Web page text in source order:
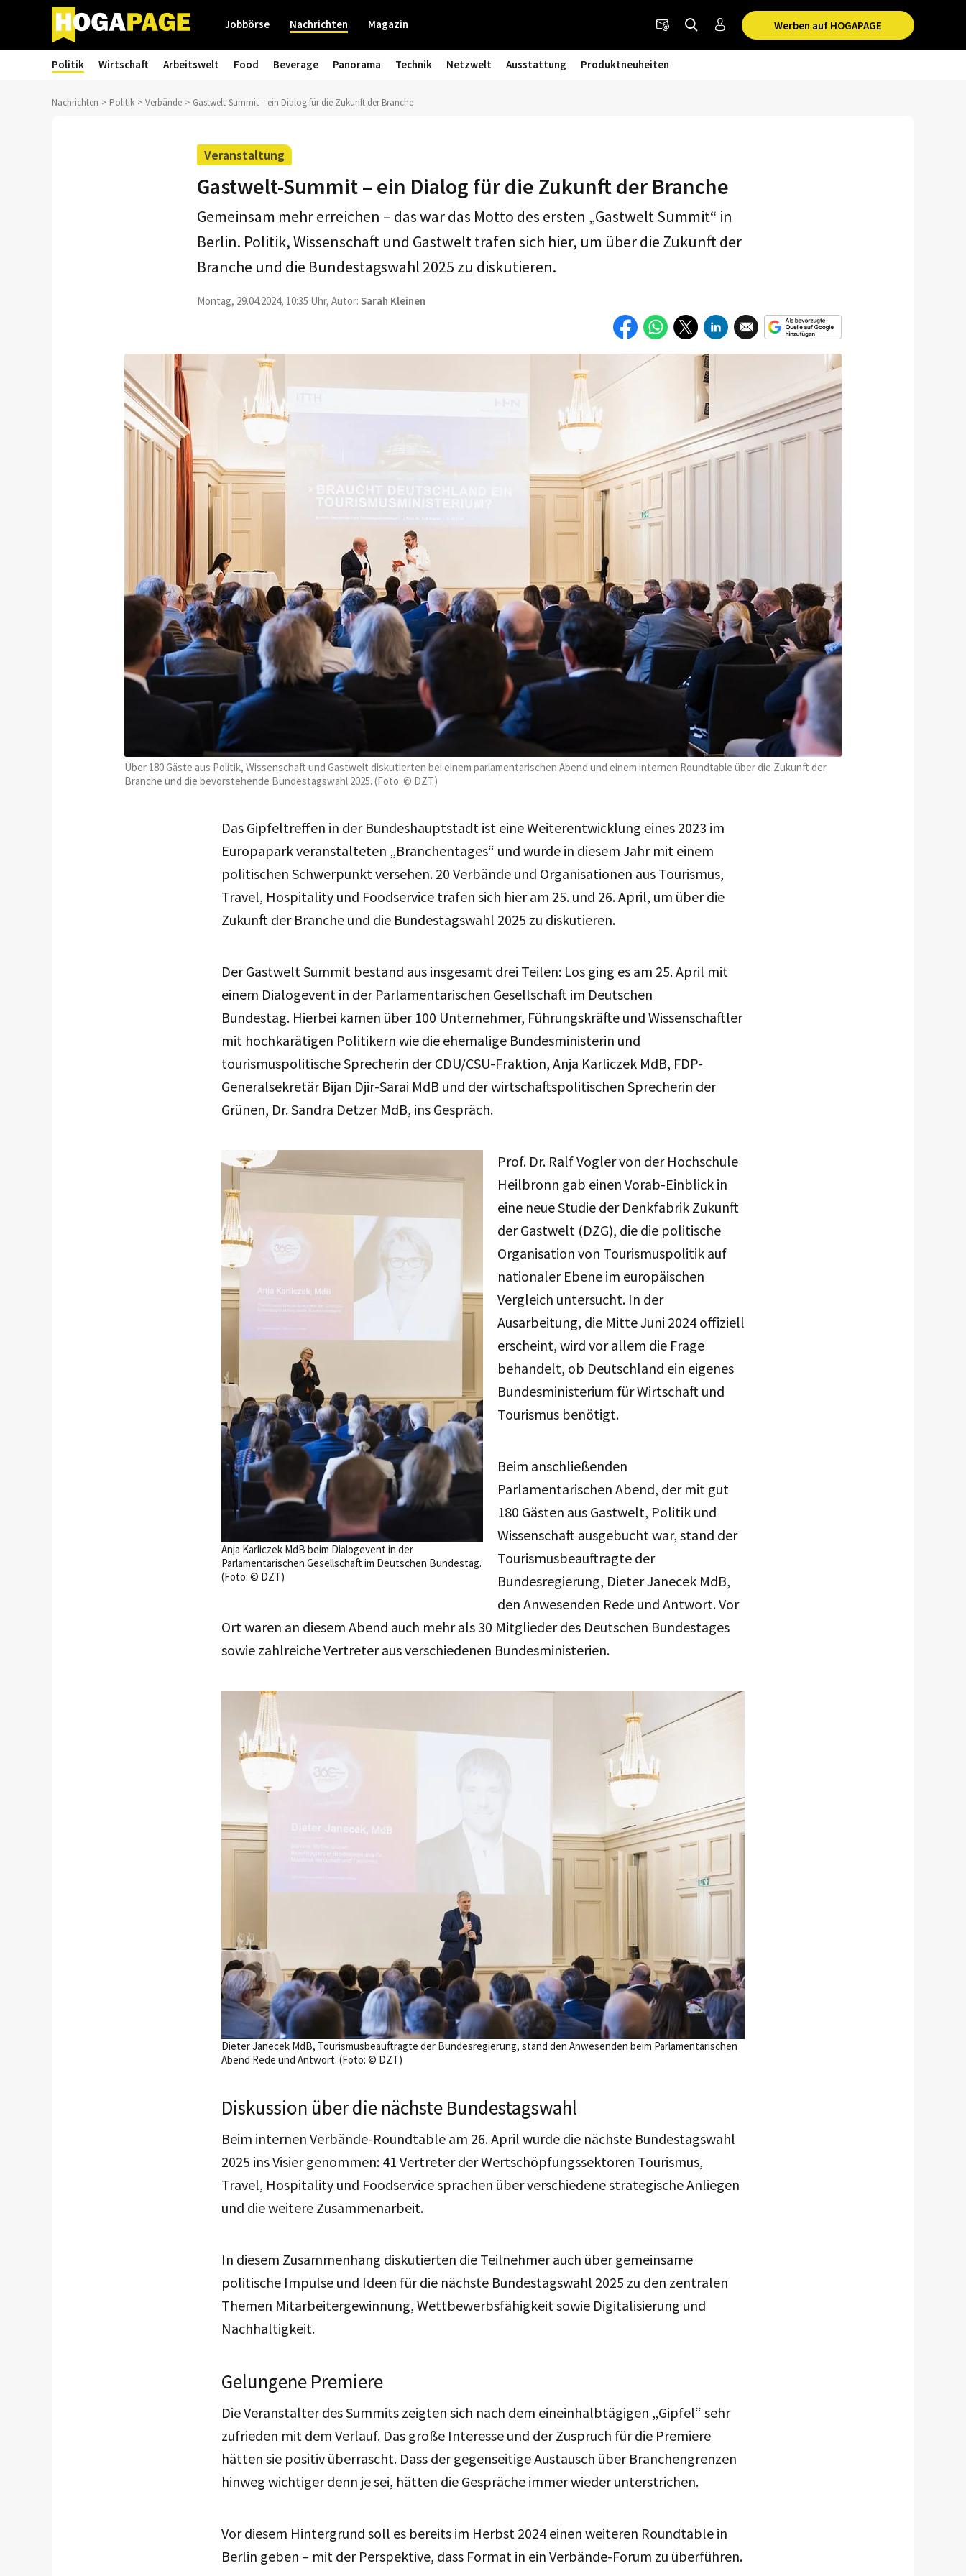
Werben auf HOGAPAGE
Jobbörse Nachrichten Magazin
Politik Wirtschaft Arbeitswelt Food Beverage Panorama Technik Netzwelt Ausstattung Produktneuheiten
Nachrichten Politik Verbände Gastwelt-Summit – ein Dialog für die Zukunft der Branche
Veranstaltung
Gastwelt-Summit – ein Dialog für die Zukunft der Branche
Über 180 Gäste aus Politik, Wissenschaft und Gastwelt diskutierten bei einem parlamentarischen Abend und einem internen Roundtable über die Zukunft der
Branche und die bevorstehende Bundestagswahl 2025. (Foto: © DZT)
Gemeinsam mehr erreichen – das war das Motto des ersten „Gastwelt Summit“ in
Berlin. Politik, Wissenschaft und Gastwelt trafen sich hier, um über die Zukunft der
Branche und die Bundestagswahl 2025 zu diskutieren.
Montag, 29.04.2024, 10:35 Uhr, Autor: Sarah Kleinen
Das Gipfeltreffen in der Bundeshauptstadt ist eine Weiterentwicklung eines 2023 im
Europapark veranstalteten „Branchentages“ und wurde in diesem Jahr mit einem
politischen Schwerpunkt versehen. 20 Verbände und Organisationen aus Tourismus,
Travel, Hospitality und Foodservice trafen sich hier am 25. und 26. April, um über die
Zukunft der Branche und die Bundestagswahl 2025 zu diskutieren.
Der Gastwelt Summit bestand aus insgesamt drei Teilen: Los ging es am 25. April mit
einem Dialogevent in der Parlamentarischen Gesellschaft im Deutschen
Bundestag. Hierbei kamen über 100 Unternehmer, Führungskräfte und Wissenschaftler
mit hochkarätigen Politikern wie die ehemalige Bundesministerin und
tourismuspolitische Sprecherin der CDU/CSU-Fraktion, Anja Karliczek MdB, FDP-
Generalsekretär Bijan Djir-Sarai MdB und der wirtschaftspolitischen Sprecherin der
Grünen, Dr. Sandra Detzer MdB, ins Gespräch.
Anja Karliczek MdB beim Dialogevent in der
Parlamentarischen Gesellschaft im Deutschen Bundestag.
(Foto: © DZT)
Prof. Dr. Ralf Vogler von der Hochschule
Heilbronn gab einen Vorab-Einblick in
eine neue Studie der Denkfabrik Zukunft
der Gastwelt (DZG), die die politische
Organisation von Tourismuspolitik auf
nationaler Ebene im europäischen
Vergleich untersucht. In der
Ausarbeitung, die Mitte Juni 2024 offiziell
erscheint, wird vor allem die Frage
behandelt, ob Deutschland ein eigenes
Bundesministerium für Wirtschaft und
Tourismus benötigt.
Beim anschließenden
Parlamentarischen Abend, der mit gut
180 Gästen aus Gastwelt, Politik und
Wissenschaft ausgebucht war, stand der
Tourismusbeauftragte der
Bundesregierung, Dieter Janecek MdB,
den Anwesenden Rede und Antwort. Vor
Ort waren an diesem Abend auch mehr als 30 Mitglieder des Deutschen Bundestages
sowie zahlreiche Vertreter aus verschiedenen Bundesministerien.
Dieter Janecek MdB, Tourismusbeauftragte der Bundesregierung, stand den Anwesenden beim Parlamentarischen
Abend Rede und Antwort. (Foto: © DZT)
Diskussion über die nächste Bundestagswahl
Beim internen Verbände-Roundtable am 26. April wurde die nächste Bundestagswahl
2025 ins Visier genommen: 41 Vertreter der Wertschöpfungssektoren Tourismus,
Travel, Hospitality und Foodservice sprachen über verschiedene strategische Anliegen
und die weitere Zusammenarbeit.
In diesem Zusammenhang diskutierten die Teilnehmer auch über gemeinsame
politische Impulse und Ideen für die nächste Bundestagswahl 2025 zu den zentralen
Themen Mitarbeitergewinnung, Wettbewerbsfähigkeit sowie Digitalisierung und
Nachhaltigkeit.
Gelungene Premiere
Die Veranstalter des Summits zeigten sich nach dem eineinhalbtägigen „Gipfel“ sehr
zufrieden mit dem Verlauf. Das große Interesse und der Zuspruch für die Premiere
hätten sie positiv überrascht. Dass der gegenseitige Austausch über Branchengrenzen
hinweg wichtiger denn je sei, hätten die Gespräche immer wieder unterstrichen.
Vor diesem Hintergrund soll es bereits im Herbst 2024 einen weiteren Roundtable in
Berlin geben – mit der Perspektive, dass Format in ein Verbände-Forum zu überführen.